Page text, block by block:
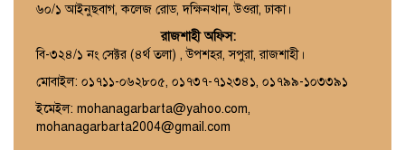
৬০/১ আইনুছবাগ, কলেজ রোড, দক্ষিনখান, উওরা, ঢাকা।
রাজশাহী অফিস:
বি-৩২৪/১ নং সেক্টর (৪র্থ তলা) , উপশহর, সপুরা, রাজশাহী।
মোবাইল: ০১৭১১-০৬২৮০৫, ০১৭৩৭-৭১২৩৪১, ০১৭৯৯-১০৩৩৯১
ইমেইল: mohanagarbarta@yahoo.com,
mohanagarbarta2004@gmail.com